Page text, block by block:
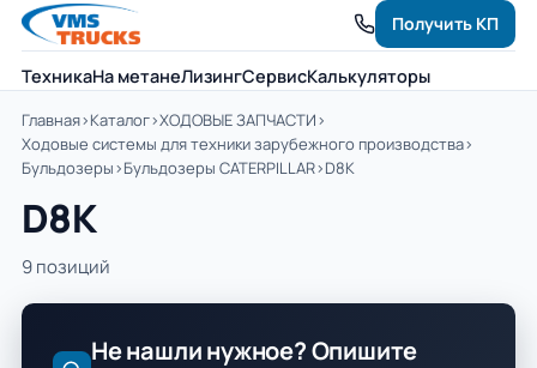
ТехникаНа метанеЛизингСервисКалькуляторы
Получить КП
Главная›Каталог›ХОДОВЫЕ ЗАПЧАСТИ›
Ходовые системы для техники зарубежного производства›
Бульдозеры›Бульдозеры CATERPILLAR›D8K
D8K
9 позиций
Не нашли нужное? Опишите